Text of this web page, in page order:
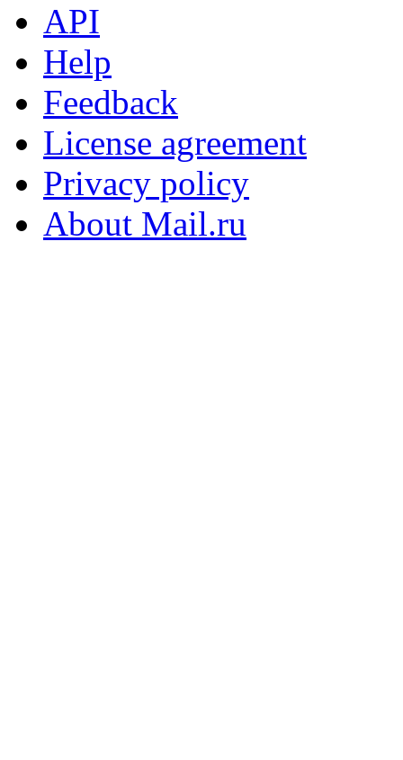
API
Help
Feedback
License agreement
Privacy policy
About Mail.ru